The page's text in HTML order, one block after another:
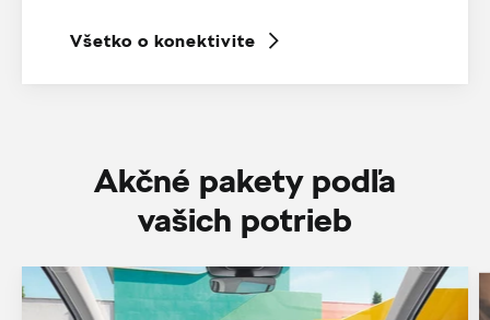
Všetko o konektivite
Akčné pakety podľa
vašich potrieb